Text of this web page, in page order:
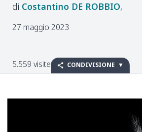
Costantino DE ROBBIO
27 maggio 2023
5.559 visite CONDIVISIONE